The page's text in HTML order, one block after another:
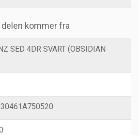
kommer fra
SED 4DR SVART (OBSIDIAN